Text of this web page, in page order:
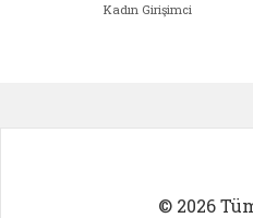
Kadın Girişimci
© 2026